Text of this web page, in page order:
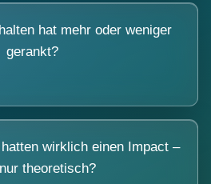
hat mehr oder weniger
gerankt?
wirklich einen Impact –
theoretisch?